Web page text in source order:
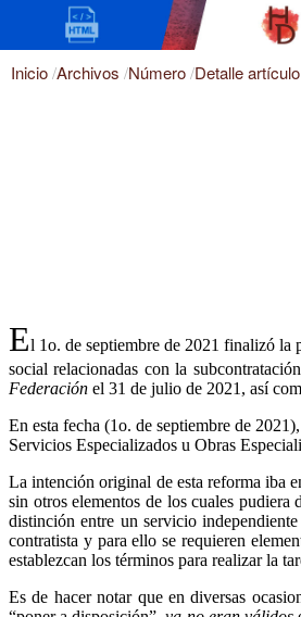
Inicio/Archivos /Número/Detalle artículo